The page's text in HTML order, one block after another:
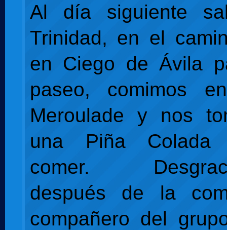
Al día siguiente
Trinidad, en el
en Ciego de Ávila
paseo, comimos
Meroulade y nos
una Piña
comer.
después de la
compañero del